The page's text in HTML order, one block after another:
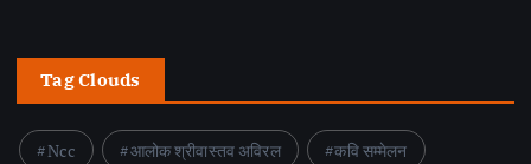
Tag Clouds
Ncc आलोक श्रीवास्तव अविरल
कवि सम्मेलन